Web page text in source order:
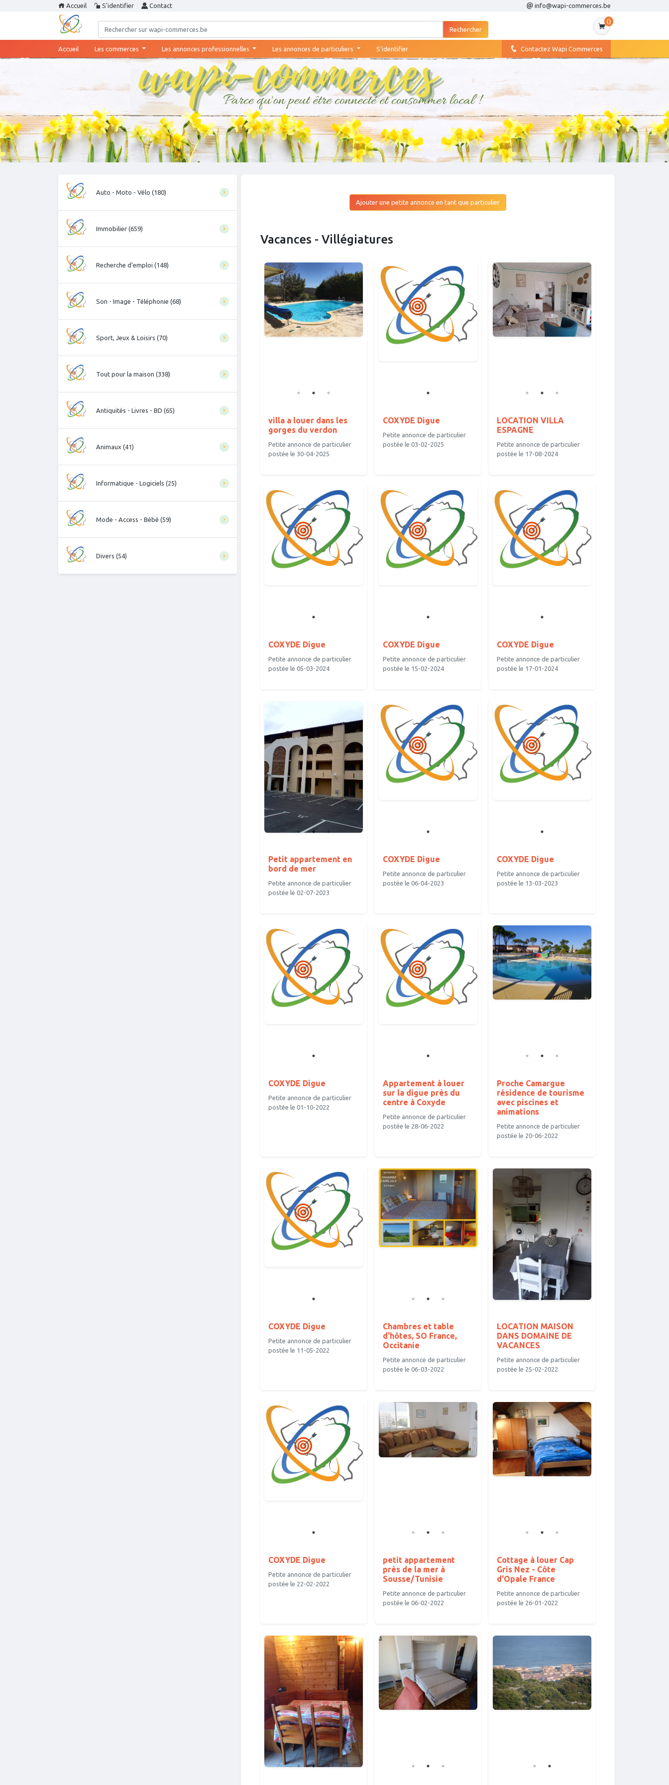
Accueil S'identifier Contact info@wapi-commerces.be
0
Accueil (current)Les commerces Les annonces professionnelles Les annonces de particuliers S'identifier Contactez Wapi Commerces
Auto - Moto - Vélo (180)
Immobilier (659)
Recherche d'emploi (148)
Son - Image - Téléphonie (68)
Sport, Jeux & Loisirs (70)
Tout pour la maison (338)
Antiquités - Livres - BD (65)
Animaux (41)
Informatique - Logiciels (25)
Mode - Access - Bébé (59)
Divers (54)
Ajouter une petite annonce en tant que particulier
Vacances - Villégiatures
villa a louer dans les
gorges du verdon
Petite annonce de particulier
postée le 30-04-2025
COXYDE Digue
Petite annonce de particulier
postée le 03-02-2025
LOCATION VILLA
ESPAGNE
Petite annonce de particulier
postée le 17-08-2024
COXYDE Digue
Petite annonce de particulier
postée le 05-03-2024
COXYDE Digue
Petite annonce de particulier
postée le 15-02-2024
COXYDE Digue
Petite annonce de particulier
postée le 17-01-2024
Petit appartement en
bord de mer
Petite annonce de particulier
postée le 02-07-2023
COXYDE Digue
Petite annonce de particulier
postée le 06-04-2023
COXYDE Digue
Petite annonce de particulier
postée le 13-03-2023
COXYDE Digue
Petite annonce de particulier
postée le 01-10-2022
Appartement à louer
sur la digue près du
centre à Coxyde
Petite annonce de particulier
postée le 28-06-2022
Proche Camargue
résidence de tourisme
avec piscines et
animations
Petite annonce de particulier
postée le 20-06-2022
COXYDE Digue
Petite annonce de particulier
postée le 11-05-2022
Chambres et table
d'hôtes, SO France,
Occitanie
Petite annonce de particulier
postée le 06-03-2022
LOCATION MAISON
DANS DOMAINE DE
VACANCES
Petite annonce de particulier
postée le 25-02-2022
COXYDE Digue
Petite annonce de particulier
postée le 22-02-2022
petit appartement
près de la mer à
Sousse/Tunisie
Petite annonce de particulier
postée le 06-02-2022
Cottage à louer Cap
Gris Nez - Côte
d'Opale France
Petite annonce de particulier
postée le 26-01-2022